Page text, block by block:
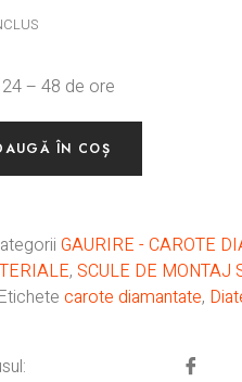
– 48 de ore
ÎN COȘ
GAURIRE - CAROTE
, SCULE DE MONTAJ
Etichete carote diamantate,